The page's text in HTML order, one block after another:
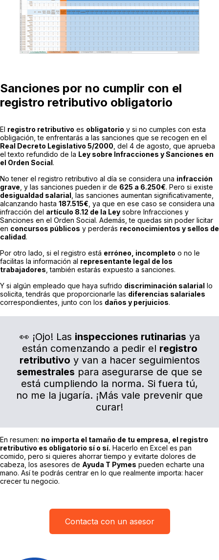
Sanciones por no cumplir con el
registro retributivo obligatorio
El registro retributivo es obligatorio y si no cumples con esta
obligación, te enfrentarás a las sanciones que se recogen en el
Real Decreto Legislativo 5/2000 , del 4 de agosto, que aprueba
el texto refundido de la Ley sobre Infracciones y Sanciones en
el Orden Social.
No tener el registro retributivo al día se considera una infracción
grave , y las sanciones pueden ir de 625 a 6.250€. Pero si existe
desigualdad salarial , las sanciones aumentan significativamente,
alcanzando hasta 187.515€ , ya que en ese caso se considera una
infracción del artículo 8.12 de la Ley sobre Infracciones y
Sanciones en el Orden Social. Además, te quedas sin poder licitar
en concursos públicos y perderás reconocimientos y sellos de
calidad.
Por otro lado, si el registro está erróneo, incompleto o no le
facilitas la información al representante legal de los
trabajadores , también estarás expuesto a sanciones.
Y si algún empleado que haya sufrido discriminación salarial lo
solicita, tendrás que proporcionarle las diferencias salariales
correspondientes, junto con los daños y perjuicios.
👀 ¡Ojo! Las inspecciones rutinarias ya
están comenzando a pedir el registro
retributivo y van a hacer seguimientos
semestrales para asegurarse de que se
está cumpliendo la norma. Si fuera tú,
no me la jugaría. ¡Más vale prevenir que
curar!
En resumen: no importa el tamaño de tu empresa, el registro
retributivo es obligatorio sí o sí. Hacerlo en Excel es pan
comido, pero si quieres ahorrar tiempo y evitarte dolores de
cabeza, los asesores de Ayuda T Pymes pueden echarte una
mano. Así te podrás centrar en lo que realmente importa: hacer
crecer tu negocio.
Contacta con un asesor